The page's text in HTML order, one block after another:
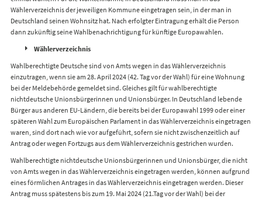
Wählerverzeichnis der jeweiligen Kommune eingetragen sein, in der man in
Deutschland seinen Wohnsitz hat. Nach erfolgter Eintragung erhält die Person
dann zukünftig seine Wahlbenachrichtigung für künftige Europawahlen.
Wählerverzeichnis
Wahlberechtigte Deutsche sind von Amts wegen in das Wählerverzeichnis
einzutragen, wenn sie am 28. April 2024 (42. Tag vor der Wahl) für eine Wohnung
bei der Meldebehörde gemeldet sind. Gleiches gilt für wahlberechtigte
nichtdeutsche Unionsbürgerinnen und Unionsbürger. In Deutschland lebende
Bürger aus anderen EU-Ländern, die bereits bei der Europawahl 1999 oder einer
späteren Wahl zum Europäischen Parlament in das Wählerverzeichnis eingetragen
waren, sind dort nach wie vor aufgeführt, sofern sie nicht zwischenzeitlich auf
Antrag oder wegen Fortzugs aus dem Wählerverzeichnis gestrichen wurden.
Wahlberechtigte nichtdeutsche Unionsbürgerinnen und Unionsbürger, die nicht
von Amts wegen in das Wählerverzeichnis eingetragen werden, können aufgrund
eines förmlichen Antrages in das Wählerverzeichnis eingetragen werden. Dieser
Antrag muss spätestens bis zum 19. Mai 2024 (21.Tag vor der Wahl) bei der